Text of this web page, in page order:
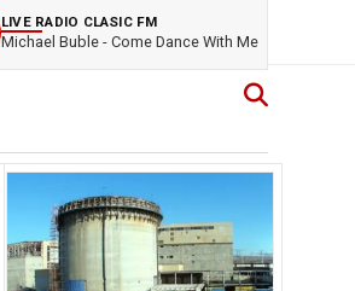
LIVE RADIO CLASIC FM
Michael Buble - Come Dance With Me